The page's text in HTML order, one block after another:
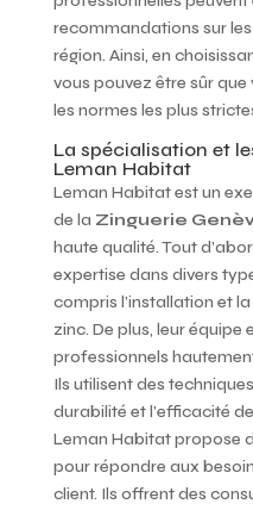
recommandations sur
région. Ainsi, en
vous pouvez être sûr
les normes les plus
La spécialisation et
Leman Habitat
Leman Habitat est un
de la Zinguerie
haute qualité. Tout
expertise dans divers
compris l’installation et
zinc. De plus, leur équipe
professionnels
Ils utilisent des
durabilité et l’efficacité
Leman Habitat propose
pour répondre aux
client. Ils offrent des